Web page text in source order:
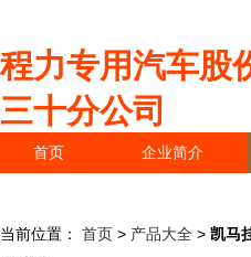
程力专用汽车股
三十分公司
首页 企业简介
当前位置： 首页 > 产品大全 > 凯马